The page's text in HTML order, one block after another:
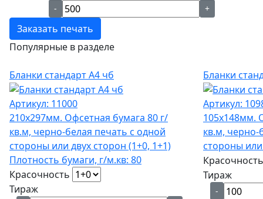
- +
Заказать печать
Популярные в разделе
Бланки стандарт А4 чб
Артикул: 11000
210х297мм. Офсетная бумага 80 г/
кв.м, черно-белая печать с одной
стороны или двух сторон (1+0, 1+1)
Плотность бумаги, г/м.кв: 80
Красочность
Тираж
Бланки
Артикул:
105х148мм.
кв.м, черно-
стороны или
Красочность
Тираж
-